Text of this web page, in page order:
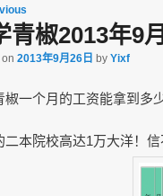
青椒2013年9
2013年9月26日 by Yixf
椒一个月的工资能拿到多少
二本院校高达1万大洋！